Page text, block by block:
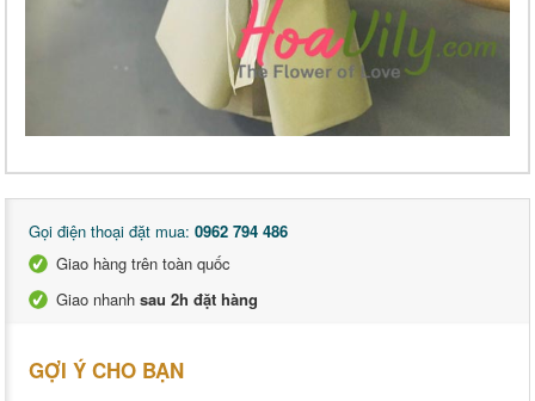
Gọi điện thoại đặt mua: 0962 794 486
Giao hàng trên toàn quốc
Giao nhanh sau 2h đặt hàng
GỢI Ý CHO BẠN